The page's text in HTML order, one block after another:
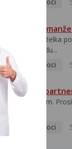
pozitivní
den, manželka
z Východu...
Pohlavní nemoci
typ 52 u
deň prajem.
Pohlavní nemoci